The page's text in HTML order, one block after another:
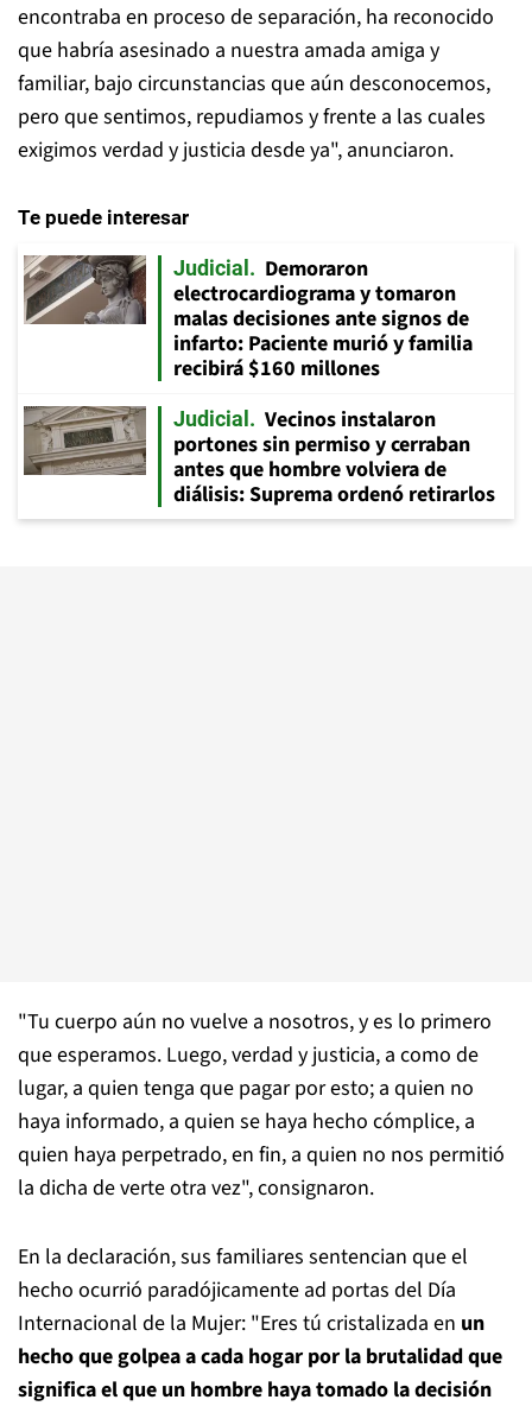
encontraba en proceso de separación, ha reconocido
que habría asesinado a nuestra amada amiga y
familiar, bajo circunstancias que aún desconocemos,
pero que sentimos, repudiamos y frente a las cuales
exigimos verdad y justicia desde ya", anunciaron.
Te puede interesar
Judicial
Demoraron
electrocardiograma y tomaron
malas decisiones ante signos de
infarto: Paciente murió y familia
recibirá $160 millones
Judicial
Vecinos instalaron
portones sin permiso y cerraban
antes que hombre volviera de
diálisis: Suprema ordenó retirarlos
"Tu cuerpo aún no vuelve a nosotros, y es lo primero
que esperamos. Luego, verdad y justicia, a como de
lugar, a quien tenga que pagar por esto; a quien no
haya informado, a quien se haya hecho cómplice, a
quien haya perpetrado, en fin, a quien no nos permitió
la dicha de verte otra vez", consignaron.
En la declaración, sus familiares sentencian que el
hecho ocurrió paradójicamente ad portas del Día
Internacional de la Mujer: "Eres tú cristalizada en un
hecho que golpea a cada hogar por la brutalidad que
significa el que un hombre haya tomado la decisión